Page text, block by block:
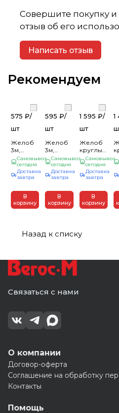
Совершите покупку и
отзыв об его
Написать отзыв
Рекомендуем
575 ₽/
шт
Желоб
3м,
белый
RAL
9003 GL
Standart
ПВХ (10)
Самовывоз
сегодня
Доставка
завтра
В
корзину
595 ₽/
шт
Желоб
3м,
графит
(RAL
7024) GL
Standart
ПВХ (10)
Самовывоз
сегодня
Доставка
завтра
В
корзину
1 595 ₽/
шт
Желоб
круглый
ЖКф. ПС
125 0,6 -
графит*2(3)
RAL
пурал 3
м.
Самовывоз
сегодня
Доставка
завтра
В
корзину
1
Назад к списку
Связаться с нами
О компании
Договор-оферта
Соглашение на обработку
Контакты
Помощь